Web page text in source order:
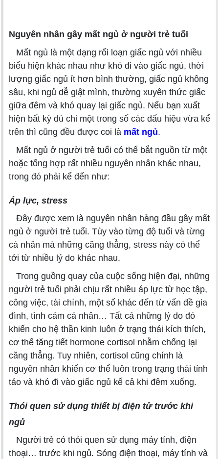
Nguyên nhân gây mất ngủ ở người trẻ tuổi
Mất ngủ là một dạng rối loạn giấc ngủ với nhiều
biểu hiện khác nhau như khó đi vào giấc ngủ, thời
lượng giấc ngủ ít hơn bình thường, giấc ngủ không
sâu, khi ngủ dễ giật mình, thường xuyên thức giấc
giữa đêm và khó quay lại giấc ngủ. Nếu bạn xuất
hiện bất kỳ dù chỉ một trong số các dấu hiệu vừa kể
trên thì cũng đều được coi là mất ngủ.
Mất ngủ ở người trẻ tuổi có thể bắt nguồn từ một
hoặc tổng hợp rất nhiều nguyên nhân khác nhau,
trong đó phải kể đến như:
Áp lực, stress
Đây được xem là nguyên nhân hàng đầu gây mất
ngủ ở người trẻ tuổi. Tùy vào từng độ tuổi và từng
cá nhân mà những căng thẳng, stress này có thể
tới từ nhiều lý do khác nhau.
Trong guồng quay của cuộc sống hiện đại, những
người trẻ tuổi phải chịu rất nhiều áp lực từ học tập,
công việc, tài chính, một số khác đến từ vấn đề gia
đình, tình cảm cá nhân… Tất cả những lý do đó
khiến cho hệ thần kinh luôn ở trạng thái kích thích,
cơ thể tăng tiết hormone cortisol nhằm chống lại
căng thẳng. Tuy nhiên, cortisol cũng chính là
nguyên nhân khiến cơ thể luôn trong trạng thái tỉnh
táo và khó đi vào giấc ngủ kể cả khi đêm xuống.
Thói quen sử dụng thiết bị điện tử trước khi
ngủ
Người trẻ có thói quen sử dụng máy tính, điện
thoại… trước khi ngủ. Sóng điện thoại, máy tính và